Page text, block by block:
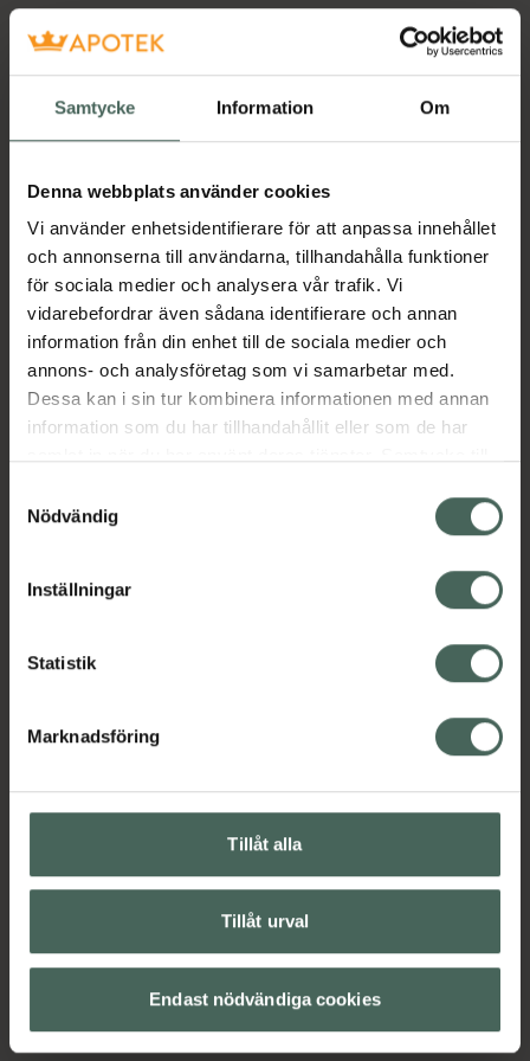
Samtycke Information Om
Denna webbplats använder cookies
Vi använder enhetsidentifierare för att anpassa innehållet
och annonserna till användarna, tillhandahålla funktioner
för sociala medier och analysera vår trafik. Vi
vidarebefordrar även sådana identifierare och annan
information från din enhet till de sociala medier och
annons- och analysföretag som vi samarbetar med.
Dessa kan i sin tur kombinera informationen med annan
information som du har tillhandahållit eller som de har
återkalla ditt samtycke via webbplatsens
cookieinställningar. Ett återkallat samtycke påverkar inte
lagligheten av behandling som skett innan återkallelsen.
Nödvändig
Inställningar
Statistik
Marknadsföring
Tillåt alla
Tillåt urval
Endast nödvändiga cookies